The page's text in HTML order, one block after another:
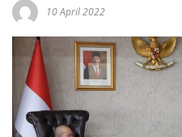
10 April 2022